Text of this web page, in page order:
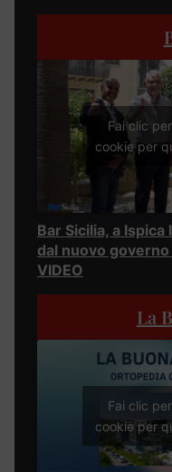
Fai clic
cookie per
Bar Sicilia, a
dal nuovo governo
VIDEO
La
Fai clic
cookie per